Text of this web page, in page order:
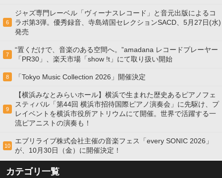
6
ジャズ専門レーベル「ヴィーナスレコード」と音元出版によるコ
ラボ第3弾。優秀録音、寺島靖国セレクションSACD、5月27日(水)
発売
7
“置くだけで、音楽のある空間へ。”amadana レコードプレーヤー
「PR30」、楽天市場「show !t」にて取り扱い開始
8 「Tokyo Music Collection 2026」開催決定
9
【横浜みなとみらいホール】横浜で生まれた歴史あるピアノフェ
スティバル「第44回 横浜市招待国際ピアノ演奏会」に先駆け、プ
レイベントを横浜市役所アトリウムにて開催。世界で活躍する一
流ピアニストの演奏も！
10
エブリライブ株式会社主催の音楽フェス「every SONIC 2026」
が、10月30日（金）に開催決定！
カテゴリ一覧